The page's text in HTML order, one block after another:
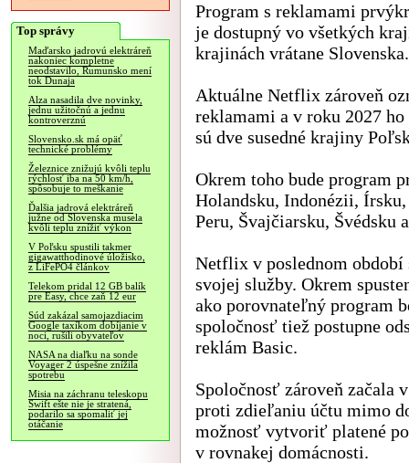
Top správy
Maďarsko jadrovú elektráreň
nakoniec kompletne
neodstavilo, Rumunsko mení
tok Dunaja
Alza nasadila dve novinky,
jednu užitočnú a jednu
kontroverznú
Slovensko.sk má opäť
technické problémy
Železnice znižujú kvôli teplu
rýchlosť iba na 50 km/h,
spôsobuje to meškanie
Ďalšia jadrová elektráreň
južne od Slovenska musela
kvôli teplu znížiť výkon
V Poľsku spustili takmer
gigawatthodinové úložisko,
z LiFePO4 článkov
Telekom pridal 12 GB balík
pre Easy, chce zaň 12 eur
Súd zakázal samojazdiacim
Google taxíkom dobíjanie v
noci, rušili obyvateľov
NASA na diaľku na sonde
Voyager 2 úspešne znížila
spotrebu
Misia na záchranu teleskopu
Swift ešte nie je stratená,
podarilo sa spomaliť jej
otáčanie
Program s reklamami
je dostupný vo všetkých
krajinách vrátane Slovenska.
Aktuálne Netflix zároveň
reklamami a v roku 2027
sú dve susedné krajiny
Okrem toho bude program
Holandsku, Indonézii,
Peru, Švajčiarsku, Švédsku
Netflix v poslednom období
svojej služby. Okrem
ako porovnateľný program
spoločnosť tiež postupne
reklám Basic.
Spoločnosť zároveň začala
proti zdieľaniu účtu mimo
možnosť vytvoriť platené
v rovnakej domácnosti.